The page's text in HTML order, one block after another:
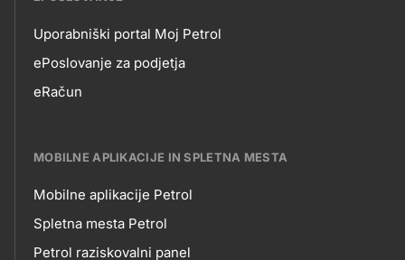
EPOSLOVANJE
Uporabniški portal Moj Petrol
ePoslovanje za podjetja
eRačun
MOBILNE APLIKACIJE IN SPLETNA MESTA
MOBILNE
Mobilne aplikacije Petrol
Spletna mesta Petrol
Petrol raziskovalni panel